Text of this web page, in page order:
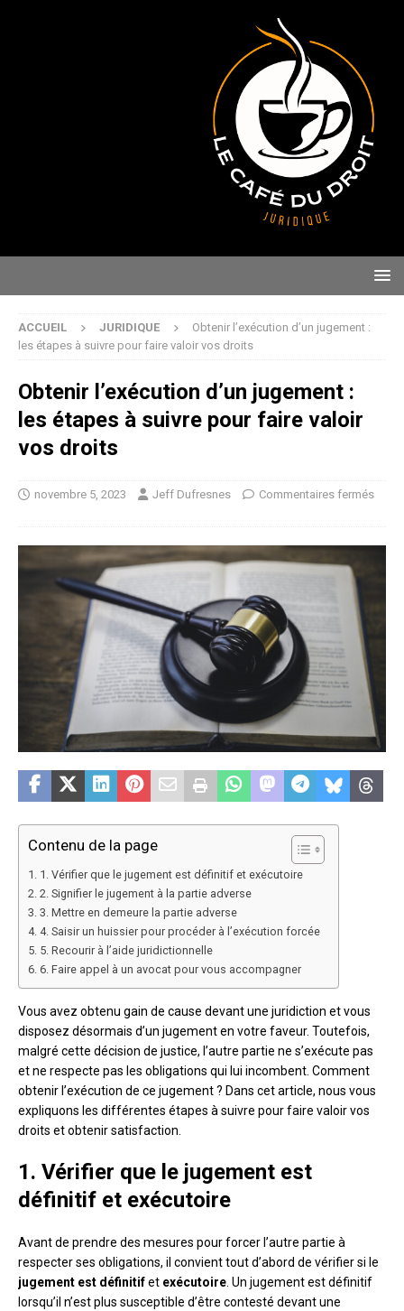
ACCUEIL JURIDIQUE
Obtenir l’exécution d’un jugement :
les étapes à suivre pour faire valoir vos droits
Obtenir l’exécution d’un jugement :
les étapes à suivre pour faire valoir
vos droits
novembre 5, 2023 Jeff Dufresnes Commentaires fermés
Contenu de la page
1. Vérifier que le jugement est définitif et exécutoire
2. Signifier le jugement à la partie adverse
3. Mettre en demeure la partie adverse
4. Saisir un huissier pour procéder à l’exécution forcée
5. Recourir à l’aide juridictionnelle
6. Faire appel à un avocat pour vous accompagner
Vous avez obtenu gain de cause devant une juridiction et vous
disposez désormais d’un jugement en votre faveur. Toutefois,
malgré cette décision de justice, l’autre partie ne s’exécute pas
et ne respecte pas les obligations qui lui incombent. Comment
obtenir l’exécution de ce jugement ? Dans cet article, nous vous
expliquons les différentes étapes à suivre pour faire valoir vos
droits et obtenir satisfaction.
1. Vérifier que le jugement est
définitif et exécutoire
Avant de prendre des mesures pour forcer l’autre partie à
respecter ses obligations, il convient tout d’abord de vérifier si le
jugement est définitifet exécutoire . Un jugement est définitif
lorsqu’il n’est plus susceptible d’être contesté devant une